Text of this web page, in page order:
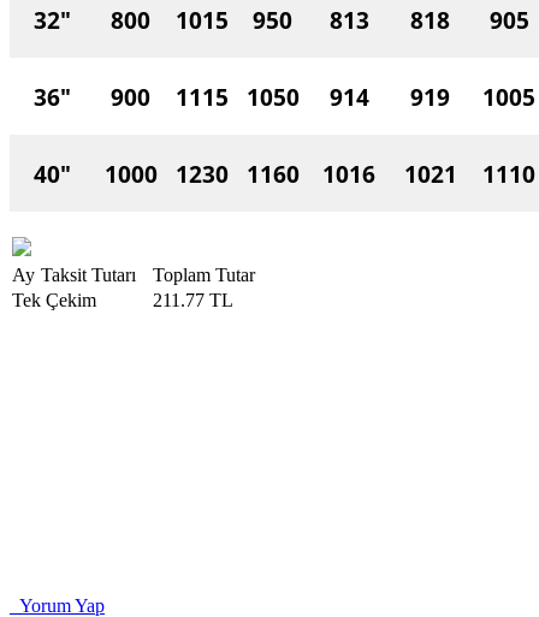
32" 800 1015 950 813 818 905
36" 900 1115 1050 914 919 1005
40" 1000 1230 1160 1016 1021 1110
Ay Taksit Tutarı
Toplam Tutar
Tek Çekim
211.77 TL
Yorum Yap